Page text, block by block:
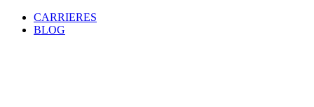
CARRIERES
BLOG